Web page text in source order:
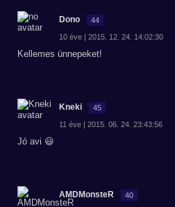
Dono 44
10 éve | 2015. 12. 24. 14:02:30
Kellemes ünnepeket!
Kneki 45
11 éve | 2015. 06. 24. 23:43:56
Jó avi 😃
AMDMonsteR 40